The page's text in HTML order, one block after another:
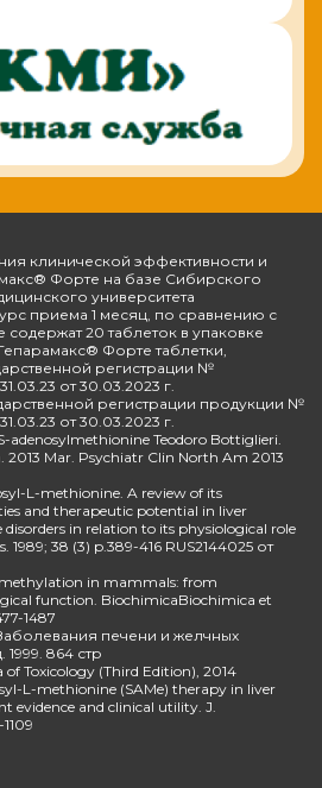
клинической эффективности и
Форте на базе Сибирского
университета
приема 1 месяц, по сравнению с
20 таблеток в упаковке
Форте таблетки,
регистрации №
от 30.03.2023 г.
регистрации продукции №
от 30.03.2023 г.
adenosylmethionine Teodoro Bottiglieri.
Mar. Psychiatr Clin North Am 2013
L-methionine. A review of its
and therapeutic potential in liver
in relation to its physiological role
1989; 38 (3) p.389-416 RUS2144025 от
in mammals: from
function. BiochimicaBiochimica et
1487
печени и желчных
864 стр
of Toxicology (Third Edition), 2014
L-methionine (SAMe) therapy in liver
evidence and clinical utility. J.